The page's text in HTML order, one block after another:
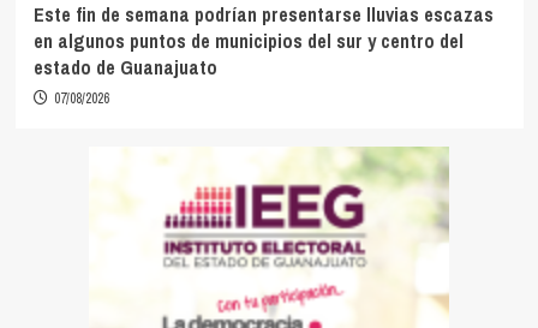
Este fin de semana podrían presentarse lluvias escazas
en algunos puntos de municipios del sur y centro del
estado de Guanajuato
07/08/2026